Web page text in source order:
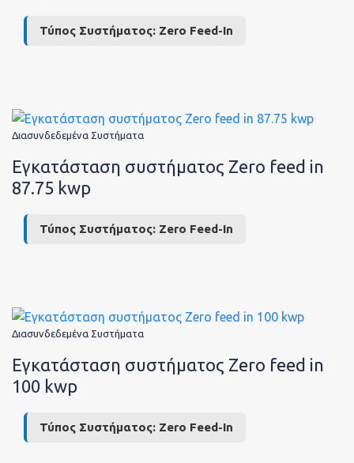
Τύπος Συστήματος: Zero Feed-In
Διασυνδεδεμένα Συστήματα
Εγκατάσταση συστήματος Zero feed in
87.75 kwp
Τύπος Συστήματος: Zero Feed-In
Διασυνδεδεμένα Συστήματα
Εγκατάσταση συστήματος Zero feed in
100 kwp
Τύπος Συστήματος: Zero Feed-In